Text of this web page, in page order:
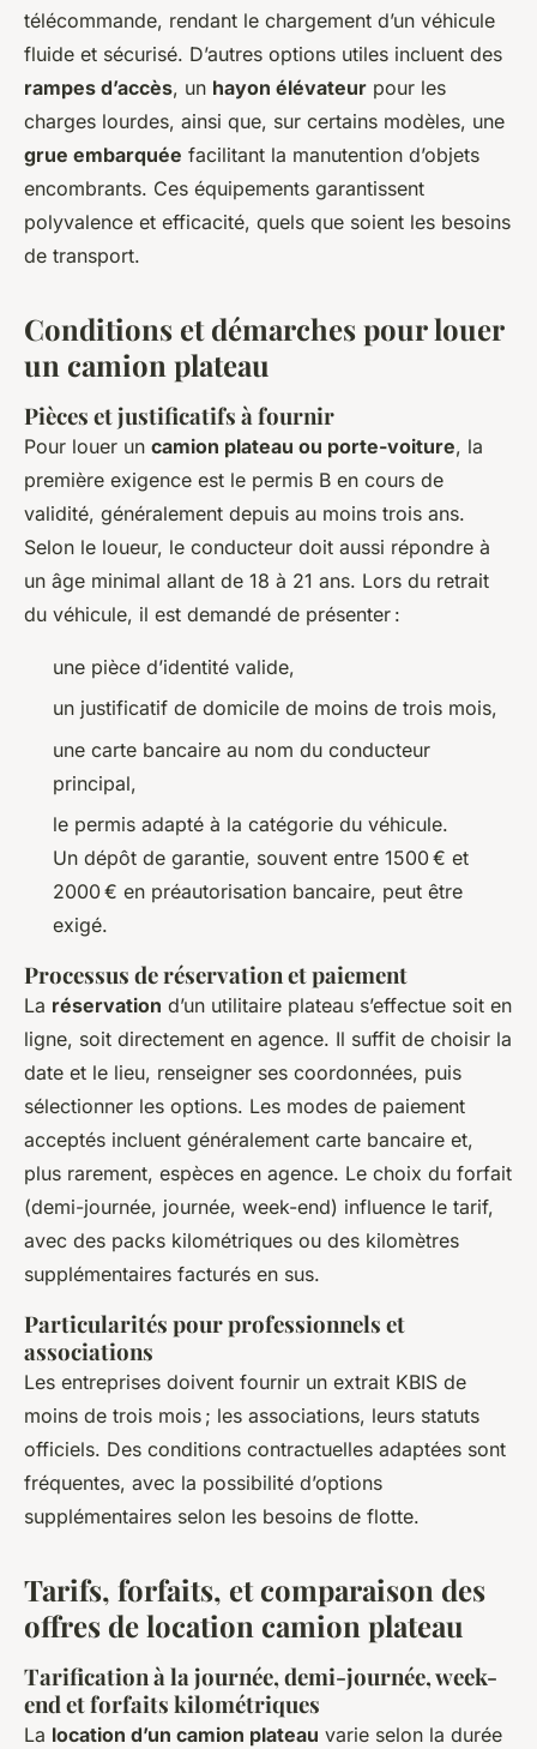
télécommande, rendant le chargement d’un véhicule
fluide et sécurisé. D’autres options utiles incluent des
rampes d’accès, un hayon élévateur pour les
charges lourdes, ainsi que, sur certains modèles, une
grue embarquée facilitant la manutention d’objets
encombrants. Ces équipements garantissent
polyvalence et efficacité, quels que soient les besoins
de transport.
Conditions et démarches pour louer
un camion plateau
Pièces et justificatifs à fournir
Pour louer un camion plateau ou porte-voiture, la
première exigence est le permis B en cours de
validité, généralement depuis au moins trois ans.
Selon le loueur, le conducteur doit aussi répondre à
un âge minimal allant de 18 à 21 ans. Lors du retrait
du véhicule, il est demandé de présenter :
une pièce d’identité valide,
un justificatif de domicile de moins de trois mois,
une carte bancaire au nom du conducteur
principal,
le permis adapté à la catégorie du véhicule.
Un dépôt de garantie, souvent entre 1500 € et
2000 € en préautorisation bancaire, peut être
exigé.
Processus de réservation et paiement
La réservation d’un utilitaire plateau s’effectue soit en
ligne, soit directement en agence. Il suffit de choisir la
date et le lieu, renseigner ses coordonnées, puis
sélectionner les options. Les modes de paiement
acceptés incluent généralement carte bancaire et,
plus rarement, espèces en agence. Le choix du forfait
(demi-journée, journée, week-end) influence le tarif,
avec des packs kilométriques ou des kilomètres
supplémentaires facturés en sus.
Particularités pour professionnels et
associations
Les entreprises doivent fournir un extrait KBIS de
moins de trois mois ; les associations, leurs statuts
officiels. Des conditions contractuelles adaptées sont
fréquentes, avec la possibilité d’options
supplémentaires selon les besoins de flotte.
Tarifs, forfaits, et comparaison des
offres de location camion plateau
Tarification à la journée, demi-journée, week-
end et forfaits kilométriques
La location d’un camion plateau varie selon la durée